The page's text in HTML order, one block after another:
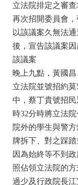
立法院排定之審
再次招開委員會
以該議案久無法
後，宣告該議案
該議案
晚上九點，黃國
立法院並號招約
中，蔡丁貴號招
時32分時將立法院
院外的學生與警
牌拆下、對之踩
因為始終等不到
照佔領立法院的
過少及行政院長